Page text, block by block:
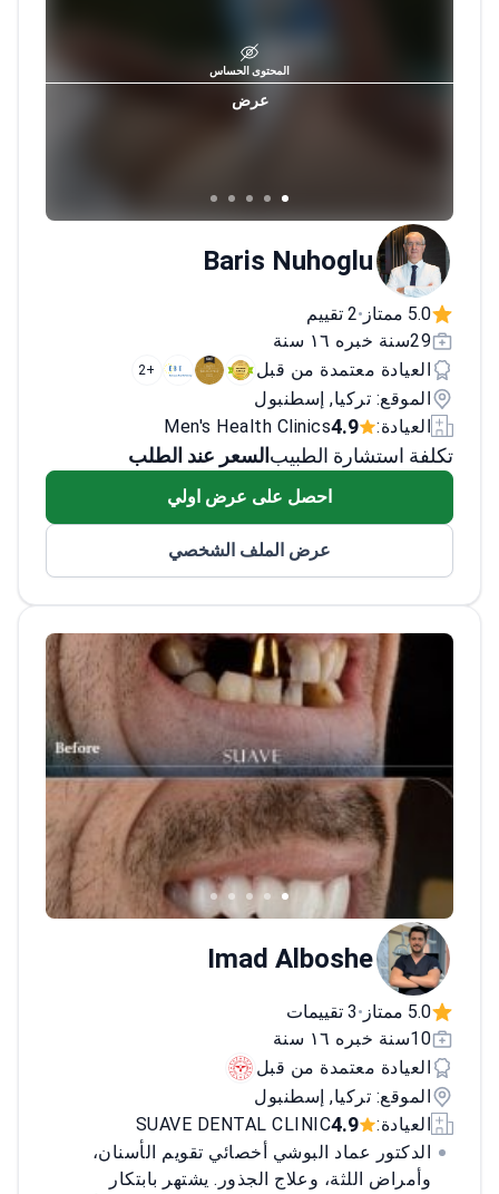
المحتوى الحساس
عرض
Baris Nuhoglu
5.0 ممتاز •2 تقييم
29سنة خبره ١٦ سنة
العيادة معتمدة من قبل
+2
الموقع: تركيا, إسطنبول
العيادة:
4.9
Men's Health Clinics
تكلفة استشارة الطبيب السعر عند الطلب
احصل على عرض اولي
عرض الملف الشخصي
Imad Alboshe
5.0 ممتاز •3 تقييمات
10سنة خبره ١٦ سنة
العيادة معتمدة من قبل
الموقع: تركيا, إسطنبول
العيادة:
4.9
SUAVE DENTAL CLINIC
الدكتور عماد البوشي أخصائي تقويم الأسنان،
وأمراض اللثة، وعلاج الجذور. يشتهر بابتكار